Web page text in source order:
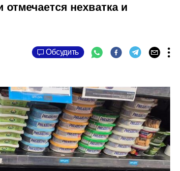
нехватка и
Обсудить